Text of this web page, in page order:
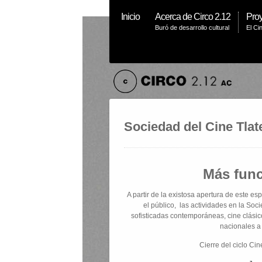
Inicio Acerca de Circo 2.12
Buró de desarrollo cultural El
Sociedad del Cine
Más
A partir de la existosa apertura de este
el público, las actividades en la
sofisticadas contemporáneas, cine
nacionales
Cierre del ciclo